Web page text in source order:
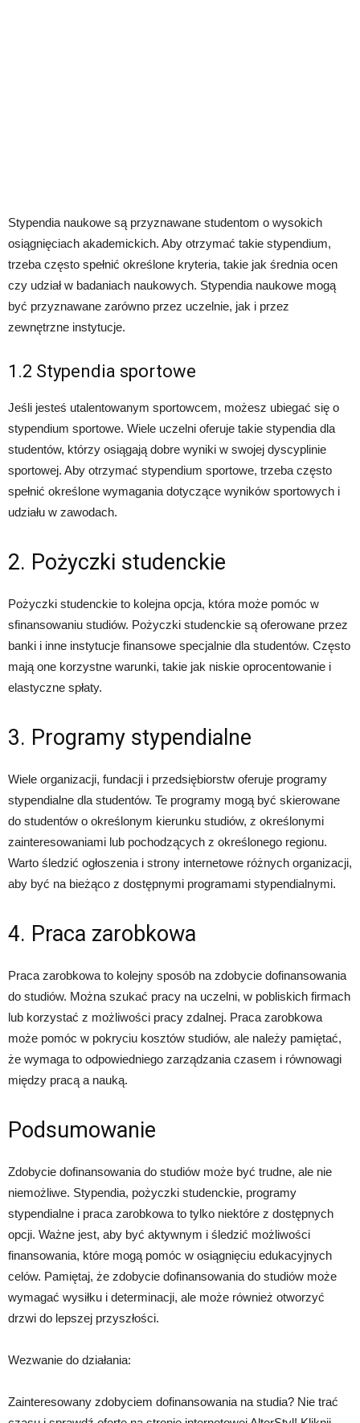
Stypendia naukowe są przyznawane studentom o wysokich
osiągnięciach akademickich. Aby otrzymać takie stypendium,
trzeba często spełnić określone kryteria, takie jak średnia ocen
czy udział w badaniach naukowych. Stypendia naukowe mogą
być przyznawane zarówno przez uczelnie, jak i przez
zewnętrzne instytucje.
1.2 Stypendia sportowe
Jeśli jesteś utalentowanym sportowcem, możesz ubiegać się o
stypendium sportowe. Wiele uczelni oferuje takie stypendia dla
studentów, którzy osiągają dobre wyniki w swojej dyscyplinie
sportowej. Aby otrzymać stypendium sportowe, trzeba często
spełnić określone wymagania dotyczące wyników sportowych i
udziału w zawodach.
2. Pożyczki studenckie
Pożyczki studenckie to kolejna opcja, która może pomóc w
sfinansowaniu studiów. Pożyczki studenckie są oferowane przez
banki i inne instytucje finansowe specjalnie dla studentów. Często
mają one korzystne warunki, takie jak niskie oprocentowanie i
elastyczne spłaty.
3. Programy stypendialne
Wiele organizacji, fundacji i przedsiębiorstw oferuje programy
stypendialne dla studentów. Te programy mogą być skierowane
do studentów o określonym kierunku studiów, z określonymi
zainteresowaniami lub pochodzących z określonego regionu.
Warto śledzić ogłoszenia i strony internetowe różnych organizacji,
aby być na bieżąco z dostępnymi programami stypendialnymi.
4. Praca zarobkowa
Praca zarobkowa to kolejny sposób na zdobycie dofinansowania
do studiów. Można szukać pracy na uczelni, w pobliskich firmach
lub korzystać z możliwości pracy zdalnej. Praca zarobkowa
może pomóc w pokryciu kosztów studiów, ale należy pamiętać,
że wymaga to odpowiedniego zarządzania czasem i równowagi
między pracą a nauką.
Podsumowanie
Zdobycie dofinansowania do studiów może być trudne, ale nie
niemożliwe. Stypendia, pożyczki studenckie, programy
stypendialne i praca zarobkowa to tylko niektóre z dostępnych
opcji. Ważne jest, aby być aktywnym i śledzić możliwości
finansowania, które mogą pomóc w osiągnięciu edukacyjnych
celów. Pamiętaj, że zdobycie dofinansowania do studiów może
wymagać wysiłku i determinacji, ale może również otworzyć
drzwi do lepszej przyszłości.
Wezwanie do działania:
Zainteresowany zdobyciem dofinansowania na studia? Nie trać